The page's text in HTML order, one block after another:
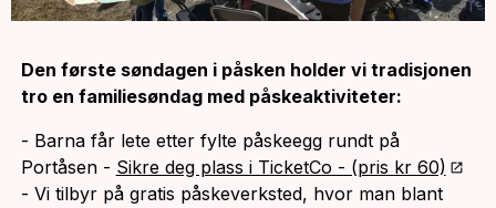
Den første søndagen i påsken holder vi tradisjonen
tro en familiesøndag med påskeaktiviteter:
- Barna får lete etter fylte påskeegg rundt på
Portåsen - Sikre deg plass i TicketCo - (pris kr 60)
- Vi tilbyr på gratis påskeverksted, hvor man blant